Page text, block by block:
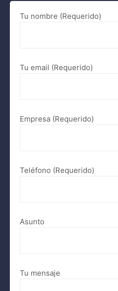
Tu nombre (Requerido)
Tu email (Requerido)
Empresa (Requerido)
Teléfono (Requerido)
Asunto
Tu mensaje